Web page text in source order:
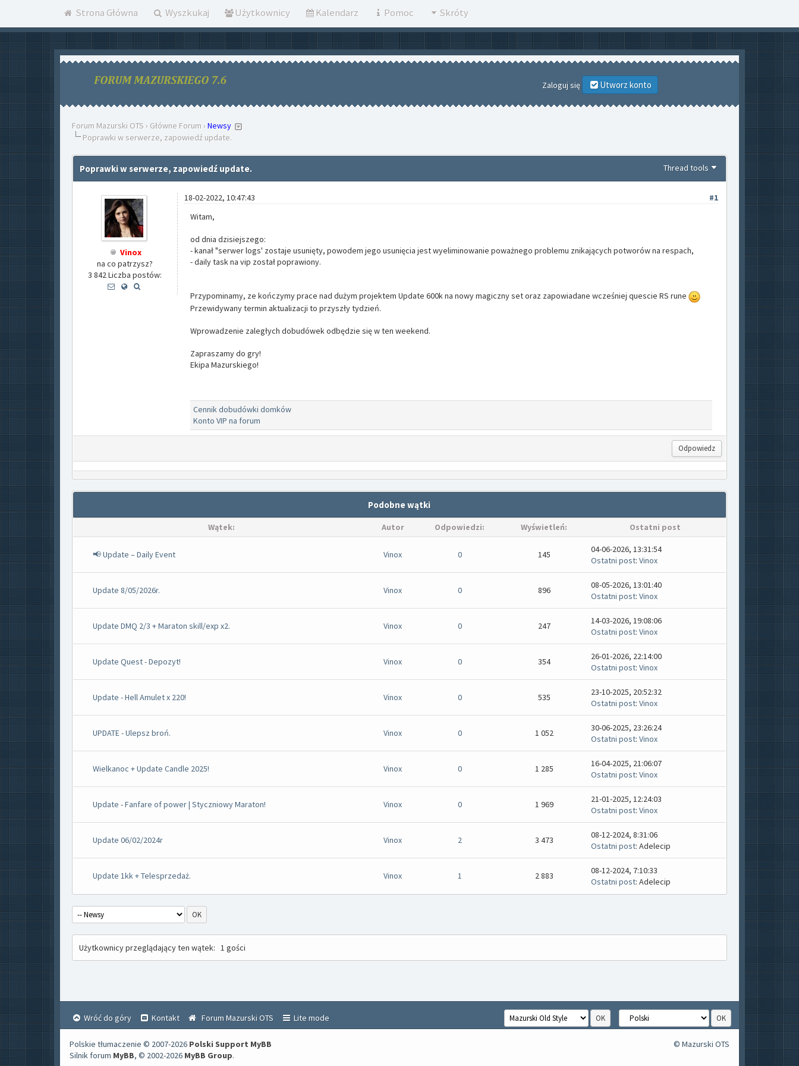
Strona Główna Wyszkukaj Użytkownicy Kalendarz Pomoc Skróty
Zaloguj się Utworz konto
Forum Mazurski OTS › Główne Forum › Newsy
Poprawki w serwerze, zapowiedź update.
Thread tools
Poprawki w serwerze, zapowiedź update.
Vinox
na co patrzysz?
3 842 Liczba postów:
#1
18-02-2022, 10:47:43
Witam,
od dnia dzisiejszego:
- kanał "serwer logs' zostaje usunięty, powodem jego usunięcia jest wyeliminowanie poważnego problemu znikających potworów na respach,
- daily task na vip został poprawiony.
Przypominamy, ze kończymy prace nad dużym projektem Update 600k na nowy magiczny set oraz zapowiadane wcześniej quescie RS rune
Przewidywany termin aktualizacji to przyszły tydzień.
Wprowadzenie zaległych dobudówek odbędzie się w ten weekend.
Zapraszamy do gry!
Ekipa Mazurskiego!
Cennik dobudówki domków
Konto VIP na forum
Odpowiedz
Podobne wątki
Wątek: Autor Odpowiedzi: Wyświetleń: Ostatni post
📢 Update – Daily Event Vinox 0 145
04-06-2026, 13:31:54
Ostatni post: Vinox
Update 8/05/2026r. Vinox 0 896
08-05-2026, 13:01:40
Ostatni post: Vinox
Update DMQ 2/3 + Maraton skill/exp x2. Vinox 0 247
14-03-2026, 19:08:06
Ostatni post: Vinox
Update Quest - Depozyt! Vinox 0 354
26-01-2026, 22:14:00
Ostatni post: Vinox
Update - Hell Amulet x 220! Vinox 0 535
23-10-2025, 20:52:32
Ostatni post: Vinox
UPDATE - Ulepsz broń. Vinox 0 1 052
30-06-2025, 23:26:24
Ostatni post: Vinox
Wielkanoc + Update Candle 2025! Vinox 0 1 285
16-04-2025, 21:06:07
Ostatni post: Vinox
Update - Fanfare of power | Styczniowy Maraton! Vinox 0 1 969
21-01-2025, 12:24:03
Ostatni post: Vinox
Update 06/02/2024r Vinox 2 3 473
08-12-2024, 8:31:06
Ostatni post: Adelecip
Update 1kk + Telesprzedaż. Vinox 1 2 883
08-12-2024, 7:10:33
Ostatni post: Adelecip
Użytkownicy przeglądający ten wątek: 1 gości
Wróć do góry Kontakt Forum Mazurski OTS Lite mode
© Mazurski OTS
Polskie tłumaczenie © 2007-2026 Polski Support MyBB
Silnik forum MyBB, © 2002-2026 MyBB Group.